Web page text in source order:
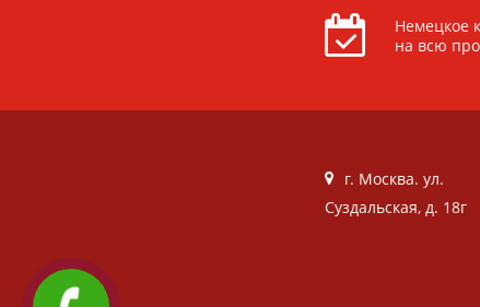
Немецкое
на всю
г. Москва. ул.
Суздальская, д. 18г